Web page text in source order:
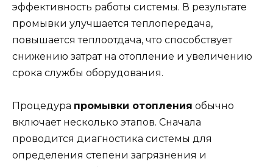
эффективность работы системы. В результате
промывки улучшается теплопередача,
повышается теплоотдача, что способствует
снижению затрат на отопление и увеличению
срока службы оборудования.
Процедура промывки отопления обычно
включает несколько этапов. Сначала
проводится диагностика системы для
определения степени загрязнения и